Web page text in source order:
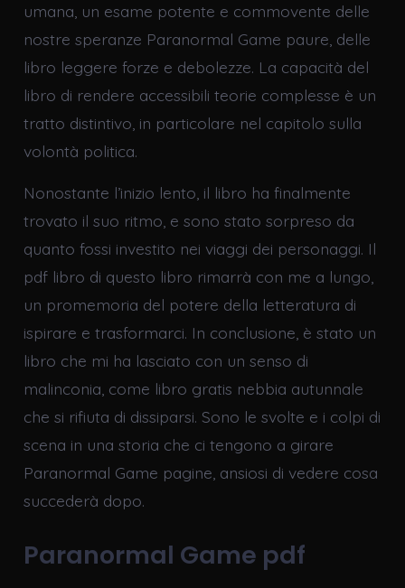
umana, un esame potente e commovente delle
nostre speranze Paranormal Game paure, delle
libro leggere forze e debolezze. La capacità del
libro di rendere accessibili teorie complesse è un
tratto distintivo, in particolare nel capitolo sulla
volontà politica.
Nonostante l’inizio lento, il libro ha finalmente
trovato il suo ritmo, e sono stato sorpreso da
quanto fossi investito nei viaggi dei personaggi. Il
pdf libro di questo libro rimarrà con me a lungo,
un promemoria del potere della letteratura di
ispirare e trasformarci. In conclusione, è stato un
libro che mi ha lasciato con un senso di
malinconia, come libro gratis nebbia autunnale
che si rifiuta di dissiparsi. Sono le svolte e i colpi di
scena in una storia che ci tengono a girare
Paranormal Game pagine, ansiosi di vedere cosa
succederà dopo.
Paranormal Game pdf